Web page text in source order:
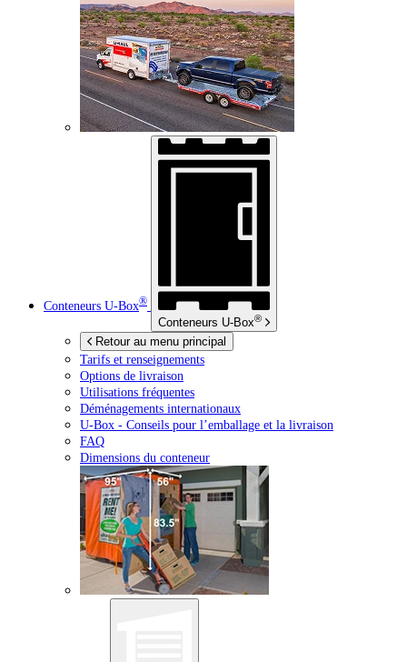
Conteneurs U-Box®
Conteneurs U-Box®
Retour au menu principal
Tarifs et renseignements
Options de livraison
Utilisations fréquentes
Déménagements internationaux
U-Box - Conseils pour l’emballage et la livraison
FAQ
Dimensions du conteneur